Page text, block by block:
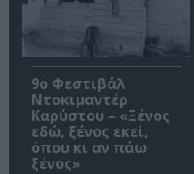
9ο Φεστιβάλ
Ντοκιμαντέρ
Καρύστου – «Ξένος
εδώ, ξένος εκεί,
όπου κι αν πάω
ξένος»